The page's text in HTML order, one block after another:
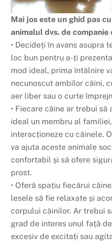
Mai jos este un ghid pas
animalul dvs. de companie
• Decideți în avans asupra
loc bun pentru a-ți
mod ideal, prima întâlnire
necunoscut ambilor câini,
aer liber sau o curte
• Fiecare câine ar trebui
ideal un membru al
interacționeze cu câinele.
va ajuta aceste animale
confortabil și să ofere
prost.
• Oferă spațiu fiecărui
lesele să fie relaxate și
corpului câinilor. Ar trebui
grad de interes unul față
excesiv de excitați sau